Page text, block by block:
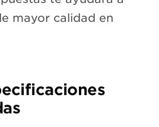
mayor calidad en